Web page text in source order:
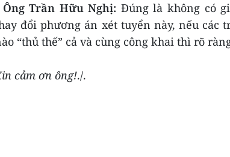
Trần Hữu Nghị: Đúng là không có
đổi phương án xét tuyển này, nếu các
“thủ thế” cả và cùng công khai thì rõ
cảm ơn ông!./.